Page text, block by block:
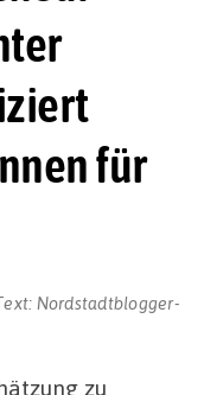
für
Nordstadtblogger-
zu